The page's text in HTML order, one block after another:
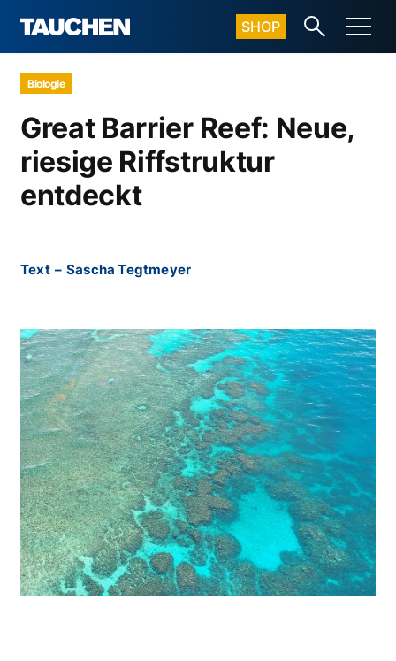
SHOP
Biologie
Great Barrier Reef: Neue,
riesige Riffstruktur
entdeckt
Text – Sascha Tegtmeyer